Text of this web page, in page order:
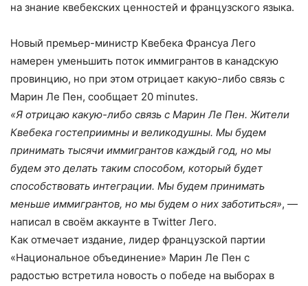
на знание квебекских ценностей и французского языка.
Новый премьер-министр Квебека Франсуа Лего
намерен уменьшить поток иммигрантов в канадскую
провинцию, но при этом отрицает какую-либо связь с
Марин Ле Пен, сообщает 20 minutes.
«Я отрицаю какую-либо связь с Марин Ле Пен. Жители
Квебека гостеприимны и великодушны. Мы будем
принимать тысячи иммигрантов каждый год, но мы
будем это делать таким способом, который будет
способствовать интеграции. Мы будем принимать
меньше иммигрантов, но мы будем о них заботиться», —
написал в своём аккаунте в Twitter Лего.
Как отмечает издание, лидер французской партии
«Национальное объединение» Марин Ле Пен с
радостью встретила новость о победе на выборах в